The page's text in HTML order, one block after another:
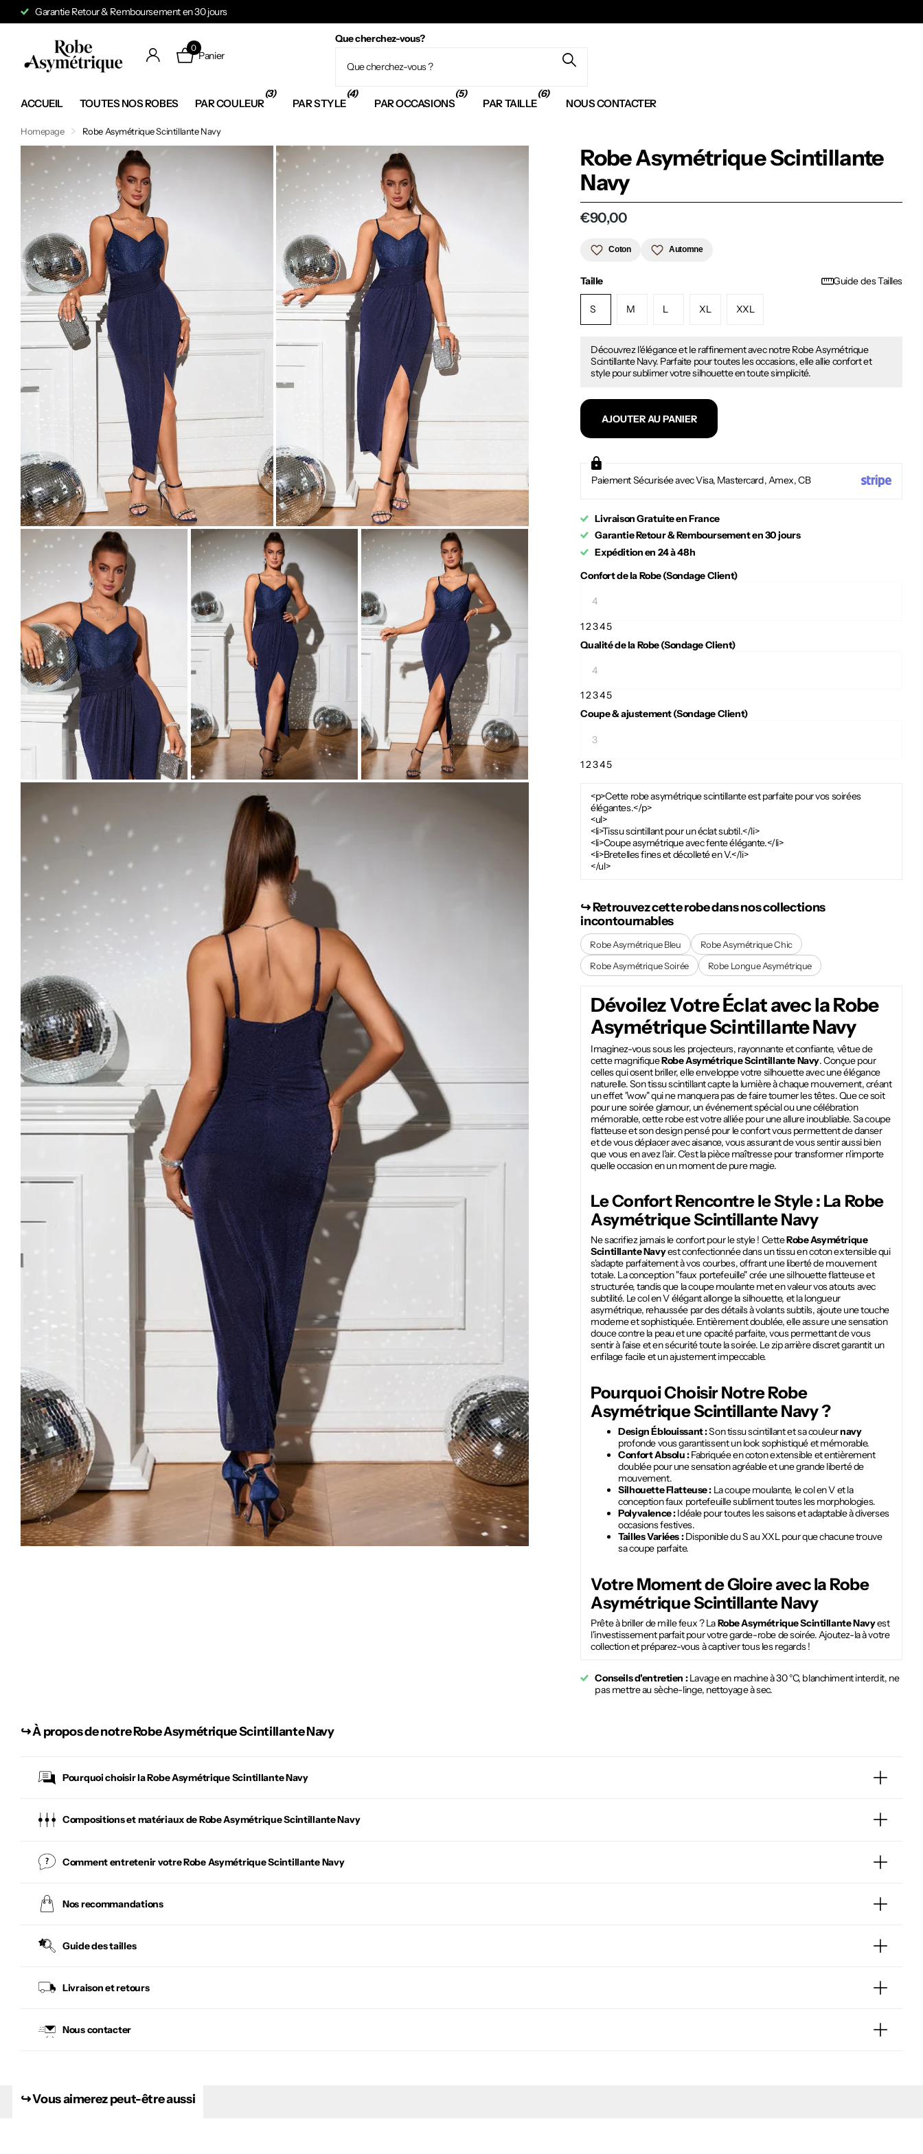
Garantie Retour & Remboursement en 30 jours
Que cherchez-vous?
0
Panier
ACCUEIL TOUTES NOS ROBES PAR COULEUR
(3)
PAR STYLE
(4)
PAR OCCASIONS
(5)
PAR TAILLE
(6)
NOUS CONTACTER
Homepage Robe Asymétrique Scintillante Navy
Robe Asymétrique Scintillante
Navy
€90,00
Coton Automne
Taille Guide des Tailles
S M L XL XXL
Découvrez l'élégance et le raffinement avec notre Robe Asymétrique
Scintillante Navy. Parfaite pour toutes les occasions, elle allie confort et
style pour sublimer votre silhouette en toute simplicité.
AJOUTER AU PANIER
Paiement Sécurisée avec Visa, Mastercard, Amex, CB
Livraison Gratuite en France
Garantie Retour & Remboursement en 30 jours
Expédition en 24 à 48h
Confort de la Robe (Sondage Client)
12345
Qualité de la Robe (Sondage Client)
12345
Coupe & ajustement (Sondage Client)
12345
<p>Cette robe asymétrique scintillante est parfaite pour vos soirées
élégantes.</p>
<ul>
<li>Tissu scintillant pour un éclat subtil.</li>
<li>Coupe asymétrique avec fente élégante.</li>
<li>Bretelles fines et décolleté en V.</li>
</ul>
↪︎ Retrouvez cette robe dans nos collections
incontournables
Robe Asymétrique Bleu
Robe Asymétrique Chic
Robe Asymétrique Soirée
Robe Longue Asymétrique
Dévoilez Votre Éclat avec laRobe
Asymétrique Scintillante Navy
Imaginez-vous sous les projecteurs, rayonnante et confiante, vêtue de
cette magnifiqueRobe Asymétrique Scintillante Navy. Conçue pour
celles qui osent briller, elle enveloppe votre silhouette avec une élégance
naturelle. Son tissu scintillant capte la lumière à chaque mouvement, créant
un effet "wow" qui ne manquera pas de faire tourner les têtes. Que ce soit
pour une soirée glamour, un événement spécial ou une célébration
mémorable, cette robe est votre alliée pour une allure inoubliable. Sa coupe
flatteuse et son design pensé pour le confort vous permettent de danser
et de vous déplacer avec aisance, vous assurant de vous sentir aussi bien
que vous en avez l'air. C'est la pièce maîtresse pour transformer n'importe
quelle occasion en un moment de pure magie.
Le Confort Rencontre le Style : La Robe
Asymétrique Scintillante Navy
Ne sacrifiez jamais le confort pour le style ! CetteRobe Asymétrique
Scintillante Navyest confectionnée dans un tissu en coton extensible qui
s'adapte parfaitement à vos courbes, offrant une liberté de mouvement
totale. La conception "faux portefeuille" crée une silhouette flatteuse et
structurée, tandis que la coupe moulante met en valeur vos atouts avec
subtilité. Le col en V élégant allonge la silhouette, et la longueur
asymétrique, rehaussée par des détails à volants subtils, ajoute une touche
moderne et sophistiquée. Entièrement doublée, elle assure une sensation
douce contre la peau et une opacité parfaite, vous permettant de vous
sentir à l'aise et en sécurité toute la soirée. Le zip arrière discret garantit un
enfilage facile et un ajustement impeccable.
Pourquoi Choisir NotreRobe
Asymétrique Scintillante Navy?
Design Éblouissant :Son tissu scintillant et sa couleurnavy
profonde vous garantissent un look sophistiqué et mémorable.
Confort Absolu :Fabriquée en coton extensible et entièrement
doublée pour une sensation agréable et une grande liberté de
mouvement.
Silhouette Flatteuse : La coupe moulante, le col en V et la
conception faux portefeuille subliment toutes les morphologies.
Polyvalence :Idéale pour toutes les saisons et adaptable à diverses
occasions festives.
Tailles Variées :Disponible du S au XXL pour que chacune trouve
sa coupe parfaite.
Votre Moment de Gloire avec la Robe
Asymétrique Scintillante Navy
Prête à briller de mille feux ? LaRobe Asymétrique Scintillante Navyest
l'investissement parfait pour votre garde-robe de soirée. Ajoutez-la à votre
collection et préparez-vous à captiver tous les regards !
Conseils d'entretien :Lavage en machine à 30 °C, blanchiment interdit, ne
pas mettre au sèche-linge, nettoyage à sec.
↪︎À propos de notre Robe Asymétrique Scintillante Navy
Pourquoi choisir laRobe Asymétrique Scintillante Navy
Compositions et matériaux de Robe Asymétrique Scintillante Navy
Comment entretenir votreRobe Asymétrique Scintillante Navy
Nos recommandations
Guide des tailles
Livraison et retours
Nous contacter
↪︎ Vous aimerez peut-être aussi